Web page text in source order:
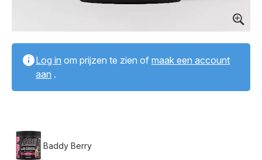
Log in om prijzen te zien of maak een account
aan .
Baddy Berry